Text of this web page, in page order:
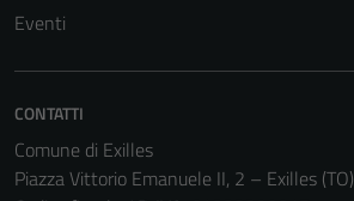
Eventi
CONTATTI
Comune di Exilles
Piazza Vittorio Emanuele II, 2 – Exilles (TO)